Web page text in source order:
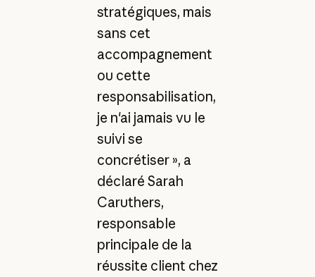
stratégiques, mais
sans cet
accompagnement
ou cette
responsabilisation,
je n'ai jamais vu le
suivi se
concrétiser », a
déclaré Sarah
Caruthers,
responsable
principale de la
réussite client chez